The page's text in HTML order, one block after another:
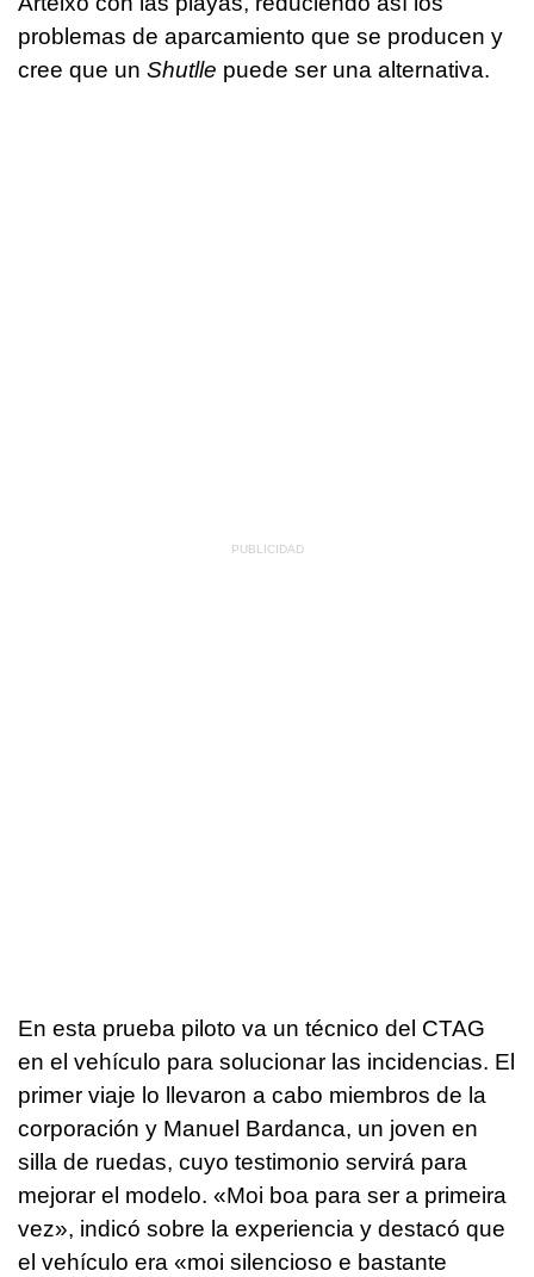
problemas de aparcamiento que se producen y
cree que un Shutlle puede ser una alternativa.
En esta prueba piloto va un técnico del CTAG
en el vehículo para solucionar las incidencias. El
primer viaje lo llevaron a cabo miembros de la
corporación y Manuel Bardanca, un joven en
silla de ruedas, cuyo testimonio servirá para
mejorar el modelo. «Moi boa para ser a primeira
vez», indicó sobre la experiencia y destacó que
el vehículo era «moi silencioso e bastante